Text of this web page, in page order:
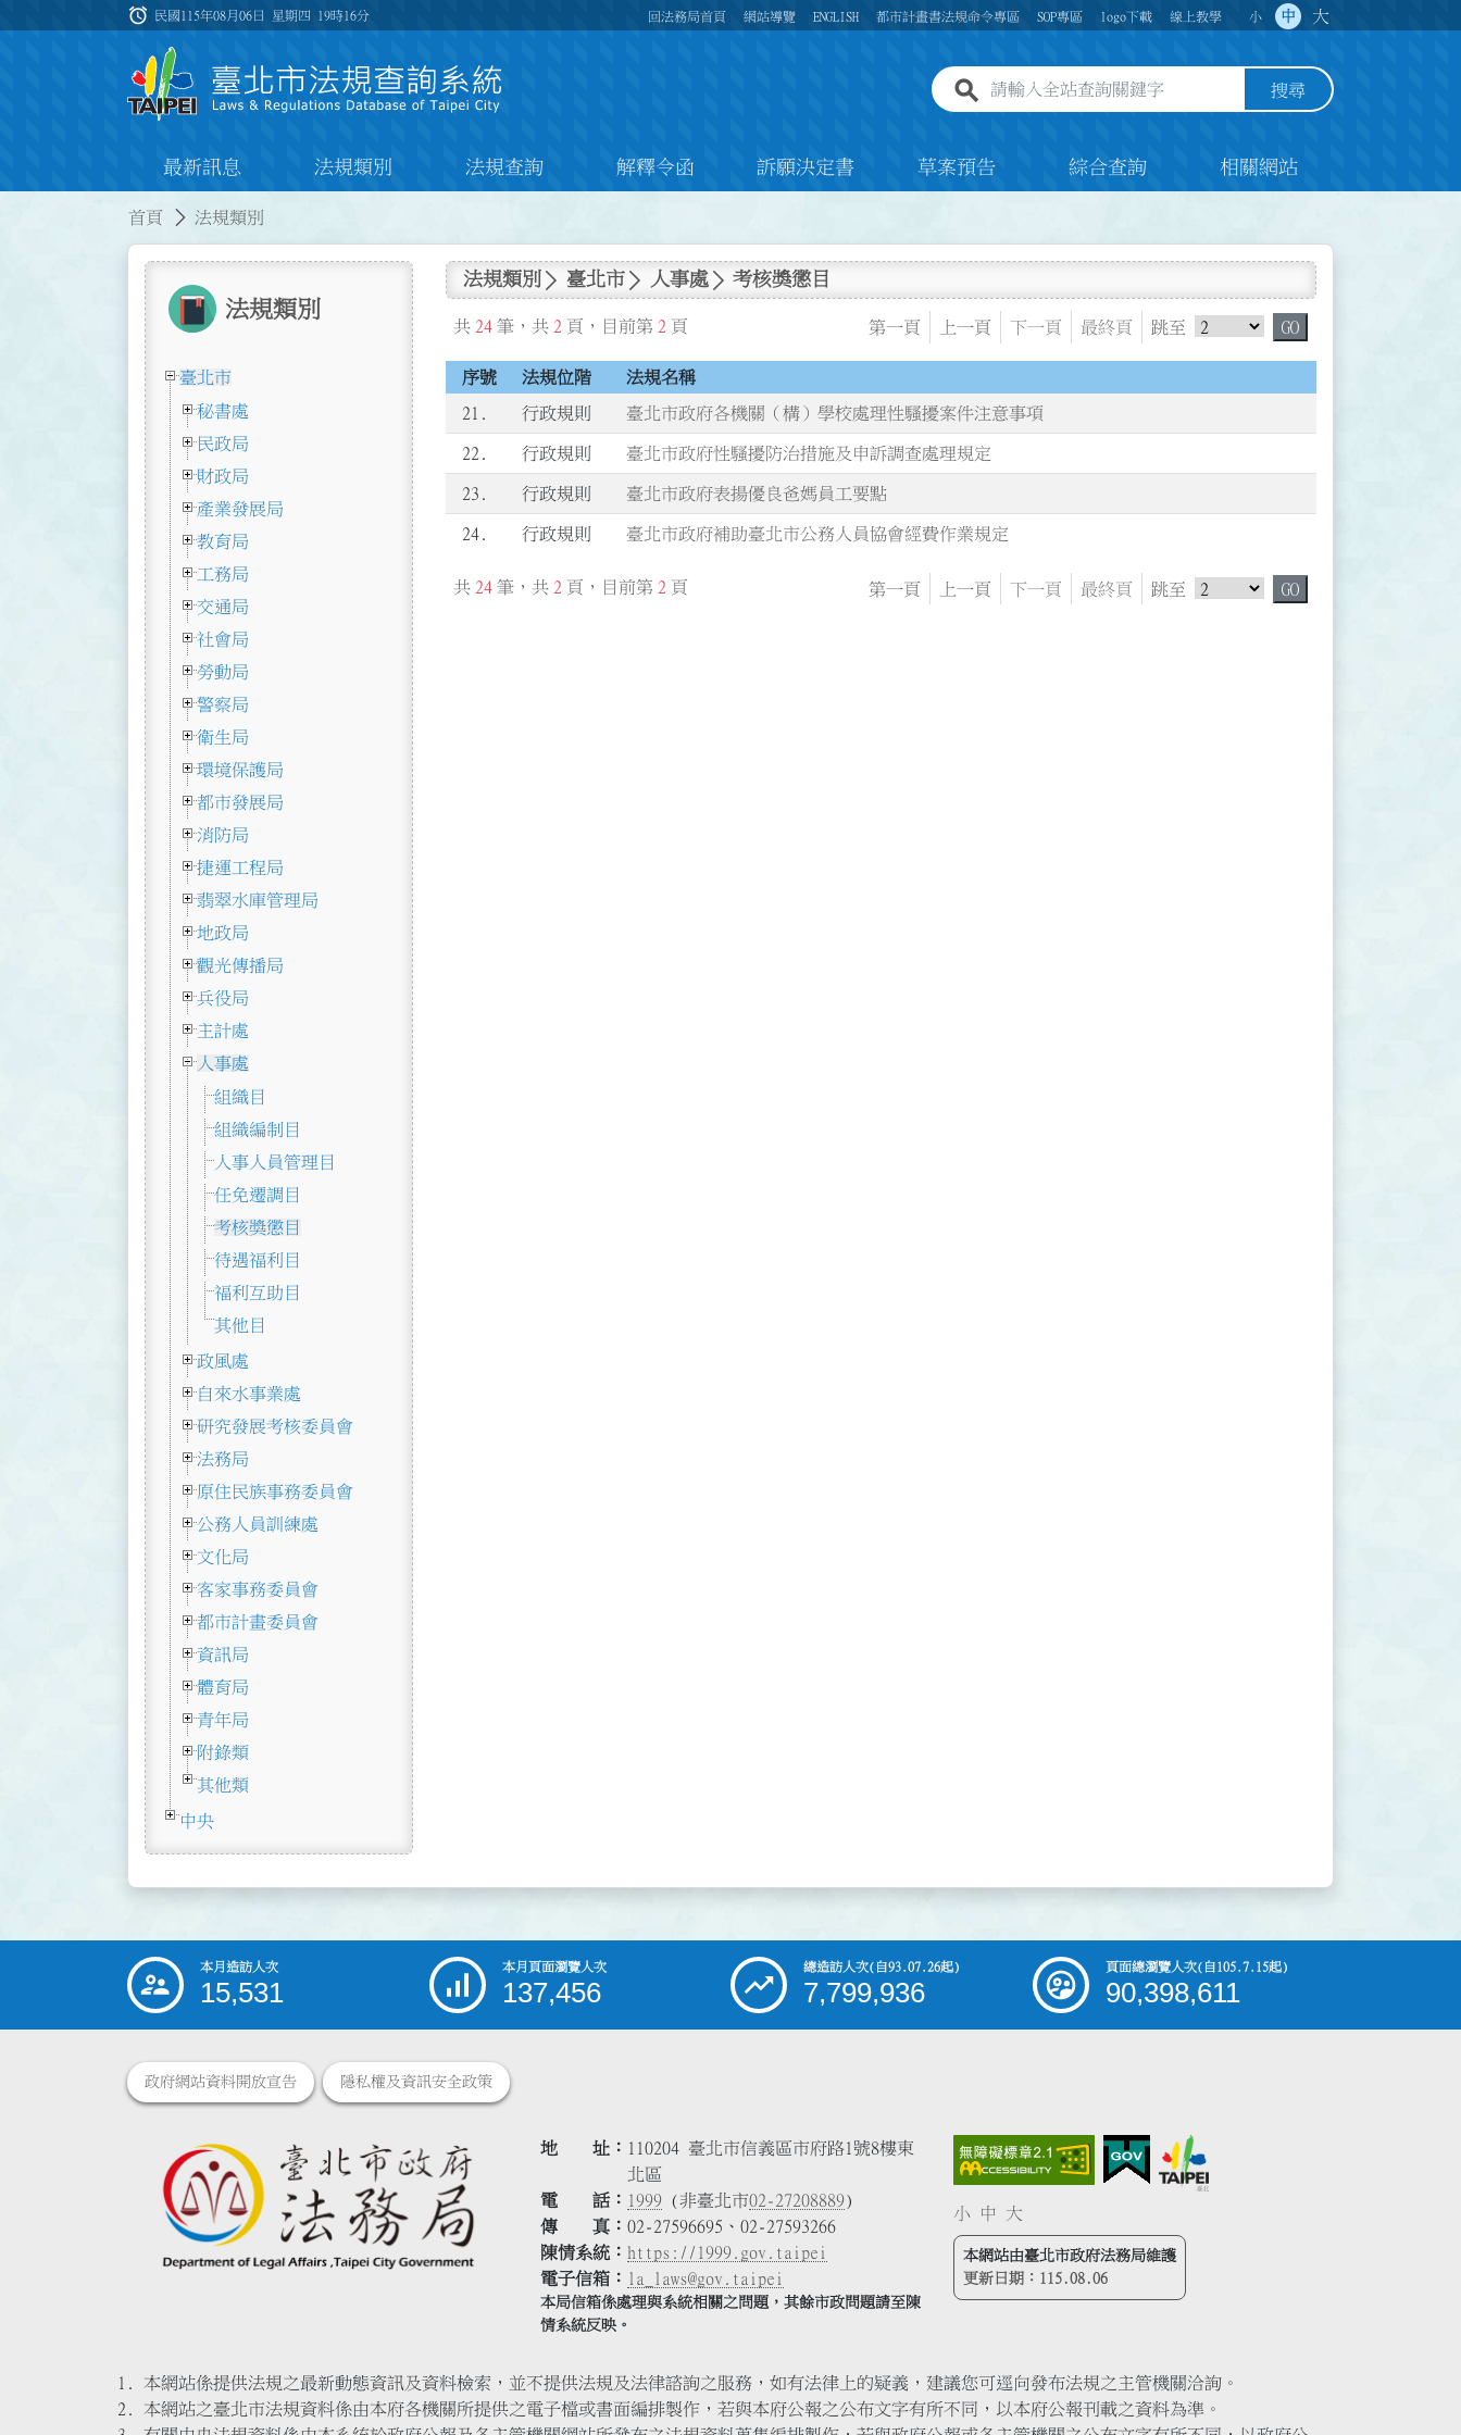
:::
alarm 民國115年08月06日 星期四 19時16分 回法務局首頁 網站導覽 ENGLISH 都市計畫書法規命令專區 SOP專區 logo下載 線上教學 小 中 大
全站查詢關鍵字欄位 搜尋
最新訊息 法規類別 法規查詢 解釋令函 訴願決定書 草案預告 綜合查詢 相關網站
首頁 法規類別
法規類別
臺北市
秘書處
民政局
財政局
產業發展局
教育局
工務局
交通局
社會局
勞動局
警察局
衛生局
環境保護局
都市發展局
消防局
捷運工程局
翡翠水庫管理局
地政局
觀光傳播局
兵役局
主計處
人事處
組織目
組織編制目
人事人員管理目
任免遷調目
考核獎懲目
待遇福利目
福利互助目
其他目
政風處
自來水事業處
研究發展考核委員會
法務局
原住民族事務委員會
公務人員訓練處
文化局
客家事務委員會
都市計畫委員會
資訊局
體育局
青年局
附錄類
其他類
中央
法規類別 臺北市 人事處 考核獎懲目
共 24 筆，共 2 頁，目前第 2 頁 第一頁 上一頁 下一頁 最終頁 跳至 跳頁選單 GO
序號 法規位階 法規名稱
21. 行政規則 臺北市政府各機關（構）學校處理性騷擾案件注意事項
22. 行政規則 臺北市政府性騷擾防治措施及申訴調查處理規定
23. 行政規則 臺北市政府表揚優良爸媽員工要點
24. 行政規則 臺北市政府補助臺北市公務人員協會經費作業規定
共 24 筆，共 2 頁，目前第 2 頁 第一頁 上一頁 下一頁 最終頁 跳至 跳頁選單 GO
::: 本月造訪人次
15,531
本月頁面瀏覽人次
137,456
總造訪人次(自93.07.26起)
7,799,936
頁面總瀏覽人次(自105.7.15起)
90,398,611
政府網站資料開放宣告 隱私權及資訊安全政策
地 址
110204 臺北市信義區市府路1號8樓東
北區
電 話
1999 (非臺北市02-27208889)
傳 真
02-27596695、02-27593266
陳情系統
https://1999.gov.taipei
電子信箱
la_laws@gov.taipei
本局信箱係處理與系統相關之問題，其餘市政問題請至陳
情系統反映。
小 中 大
本網站由臺北市政府法務局維護
更新日期： 115.08.06
本網站係提供法規之最新動態資訊及資料檢索，並不提供法規及法律諮詢之服務，如有法律上的疑義，建議您可逕向發布法規之主管機關洽詢。
本網站之臺北市法規資料係由本府各機關所提供之電子檔或書面編排製作，若與本府公報之公布文字有所不同，以本府公報刊載之資料為準。